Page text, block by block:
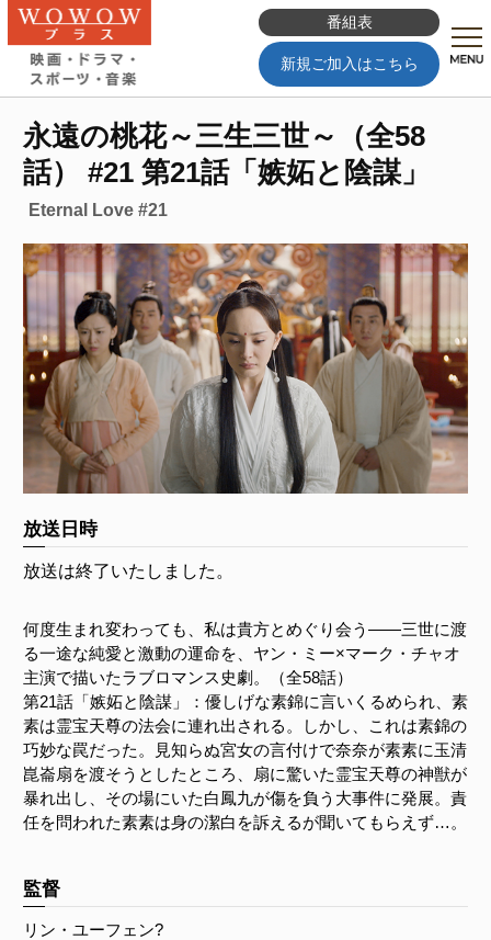
番組表
新規ご加入はこちら
永遠の桃花～三生三世～（全58
話） #21 第21話「嫉妬と陰謀」
Eternal Love #21
放送日時
放送は終了いたしました。
何度生まれ変わっても、私は貴方とめぐり会う――三世に渡
る一途な純愛と激動の運命を、ヤン・ミー×マーク・チャオ
主演で描いたラブロマンス史劇。（全58話）
第21話「嫉妬と陰謀」：優しげな素錦に言いくるめられ、素
素は霊宝天尊の法会に連れ出される。しかし、これは素錦の
巧妙な罠だった。見知らぬ宮女の言付けで奈奈が素素に玉清
崑崙扇を渡そうとしたところ、扇に驚いた霊宝天尊の神獣が
暴れ出し、その場にいた白鳳九が傷を負う大事件に発展。責
任を問われた素素は身の潔白を訴えるが聞いてもらえず…。
監督
リン・ユーフェン?